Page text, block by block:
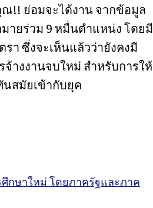
!! ย่อมจะได้งาน จากข้อมูล
ายร่วม 9 หมื่นตำแหน่ง โดยมี
า ซึ่งจะเห็นแล้วว่ายังคงมี
างงานจบใหม่ สำหรับการให้
สมัยเข้ากับยุค
ศึกษาใหม่ โดยภาครัฐและภาค